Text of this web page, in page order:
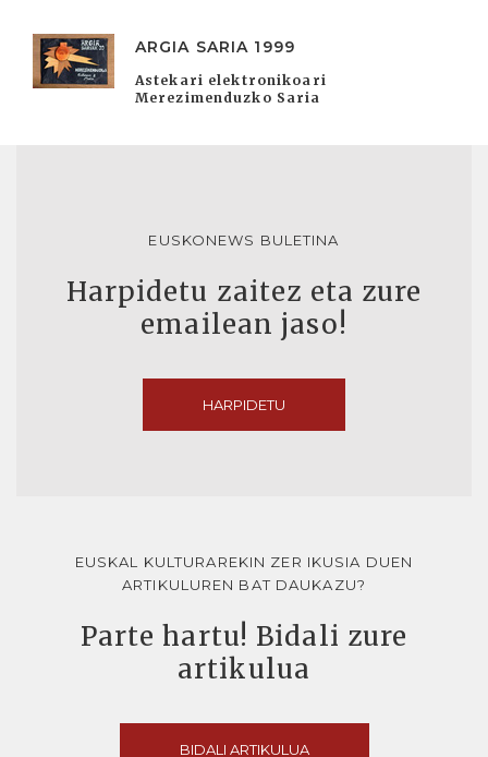
ARGIA SARIA 1999
Astekari elektronikoari
Merezimenduzko Saria
EUSKONEWS BULETINA
Harpidetu zaitez eta zure
emailean jaso!
HARPIDETU
EUSKAL KULTURAREKIN ZER IKUSIA DUEN
ARTIKULUREN BAT DAUKAZU?
Parte hartu! Bidali zure
artikulua
BIDALI ARTIKULUA